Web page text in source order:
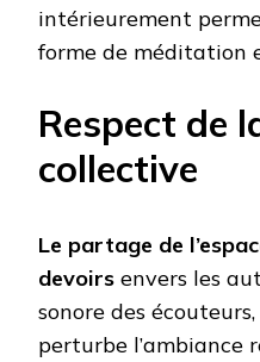
intérieurement
forme de méditation
Respect de
collective
Le partage de
devoirs envers les
sonore des
perturbe l’ambiance